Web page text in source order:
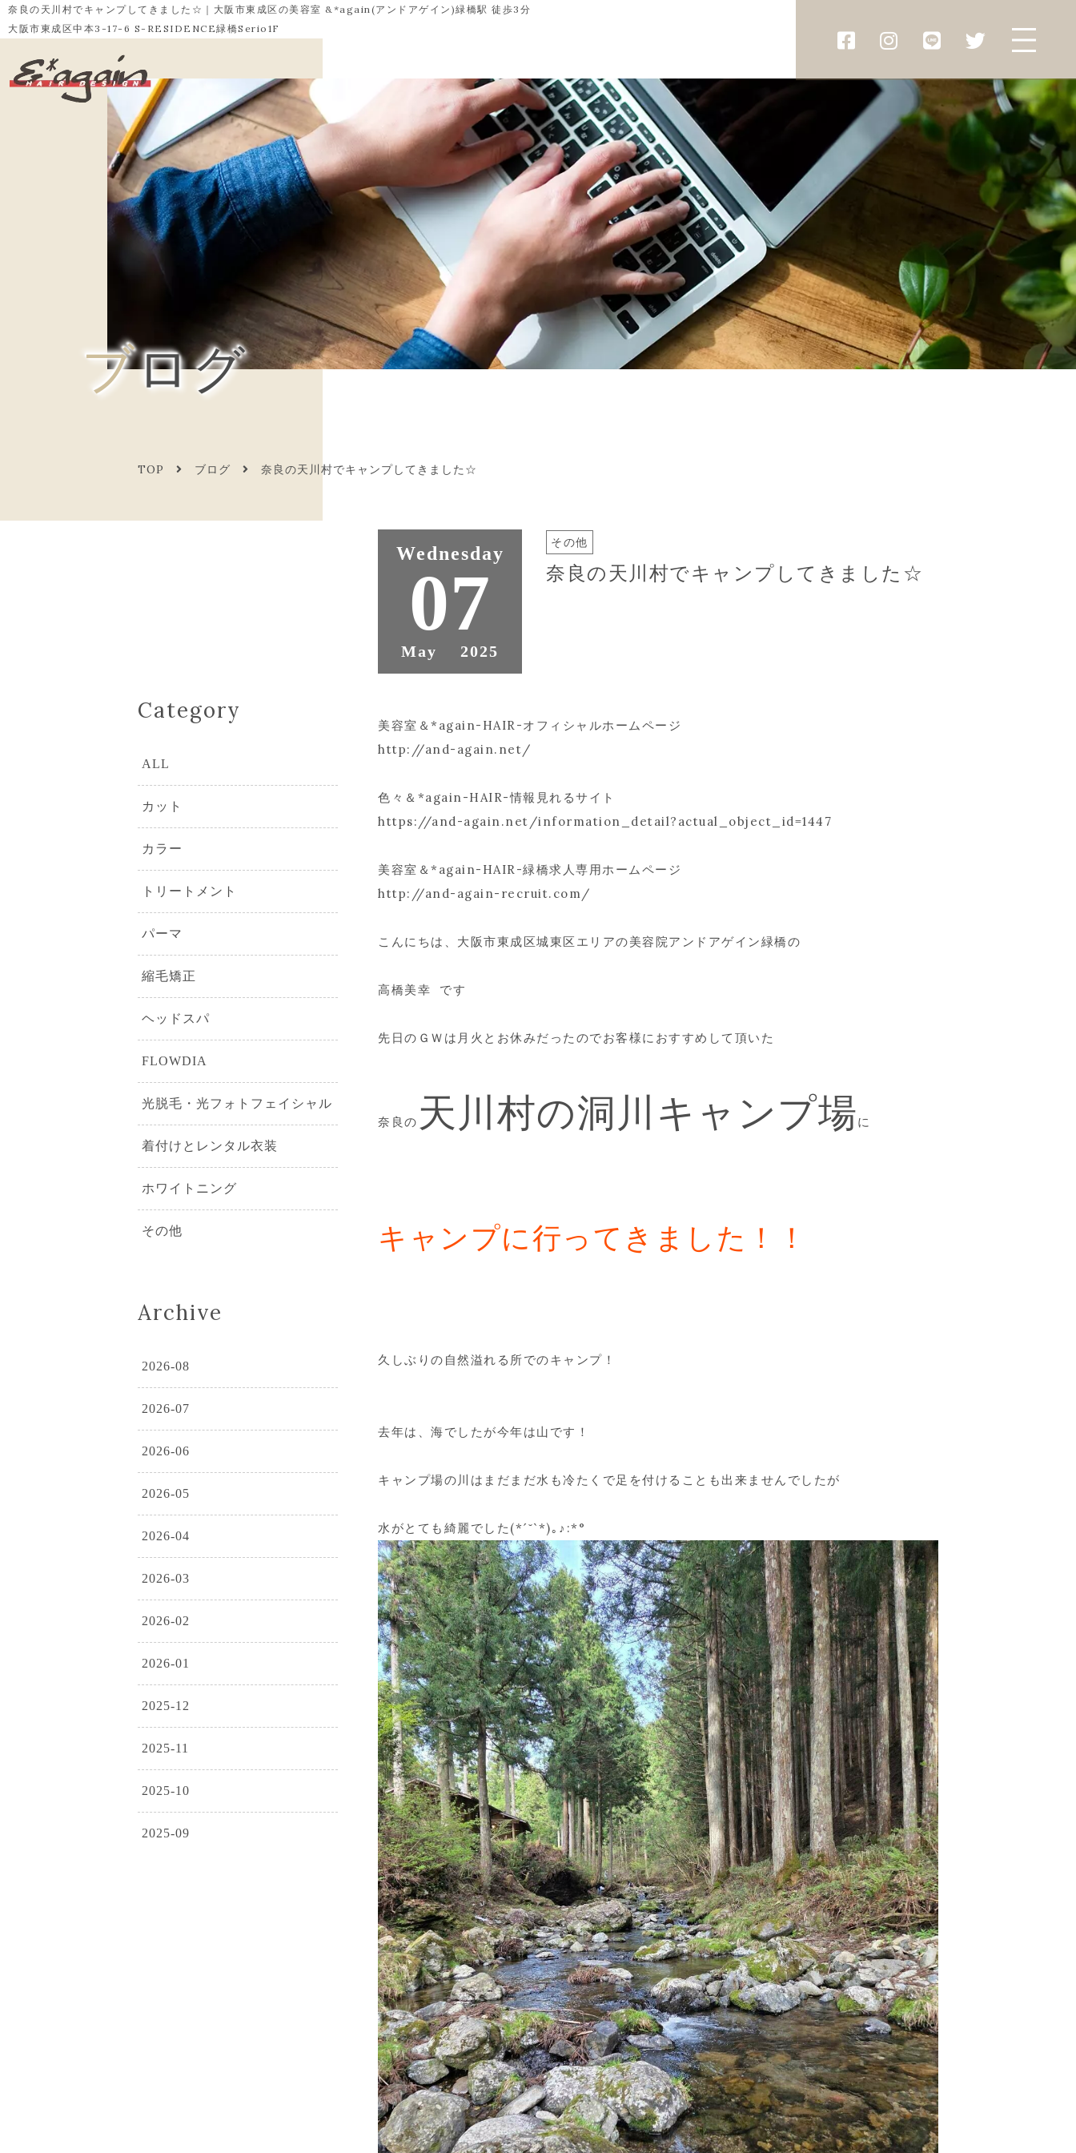
奈良の天川村でキャンプしてきました☆｜大阪市東成区の美容室 &*again(アンドアゲイン)緑橋駅 徒歩3分
大阪市東成区中本3-17-6 S-RESIDENCE緑橋Serio1F
ブログ
TOP ブログ 奈良の天川村でキャンプしてきました☆
Wednesday
07
May 2025
その他
奈良の天川村でキャンプしてきました☆
美容室＆*again-HAIR-オフィシャルホームページ
http://and-again.net/
色々＆*again-HAIR-情報見れるサイト
https://and-again.net/information_detail?actual_object_id=1447
美容室＆*again-HAIR-緑橋求人専用ホームページ
http://and-again-recruit.com/
こんにちは、大阪市東成区城東区エリアの美容院アンドアゲイン緑橋の
高橋美幸 です
先日のＧＷは月火とお休みだったのでお客様におすすめして頂いた
奈良の 天川村の洞川キャンプ場に
キャンプに行ってきました！！
久しぶりの自然溢れる所でのキャンプ！
去年は、海でしたが今年は山です！
キャンプ場の川はまだまだ水も冷たくで足を付けることも出来ませんでしたが
水がとても綺麗でした(*ˊ˘ˋ*)｡♪:*°
Category
ALL
カット
カラー
トリートメント
パーマ
縮毛矯正
ヘッドスパ
FLOWDIA
光脱毛・光フォトフェイシャル
着付けとレンタル衣装
ホワイトニング
その他
Archive
2026-08
2026-07
2026-06
2026-05
2026-04
2026-03
2026-02
2026-01
2025-12
2025-11
2025-10
2025-09